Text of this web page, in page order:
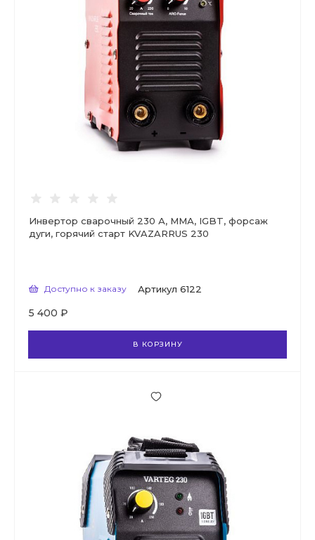
Инвертор сварочный 230 А, ММА, IGBT, форсаж
дуги, горячий старт KVAZARRUS 230
Доступно к заказу Артикул 6122
5 400 ₽
В КОРЗИНУ